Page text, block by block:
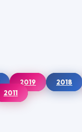
2019 2018
2011